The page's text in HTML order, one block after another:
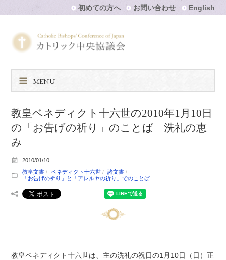
初めての方へ お問い合わせ English
MENU
教皇ベネディクト十六世の2010年1月10日
の「お告げの祈り」のことば 洗礼の恵
み
2010/01/10
教皇文書
ベネディクト十六世
諸文書
「お告げの祈り」と「アレルヤの祈り」でのことば
教皇ベネディクト十六世は、主の洗礼の祝日の1月10日（日）正